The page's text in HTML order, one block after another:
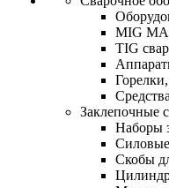
MIG
TIG
Заклепочные
Наборы
Скобы